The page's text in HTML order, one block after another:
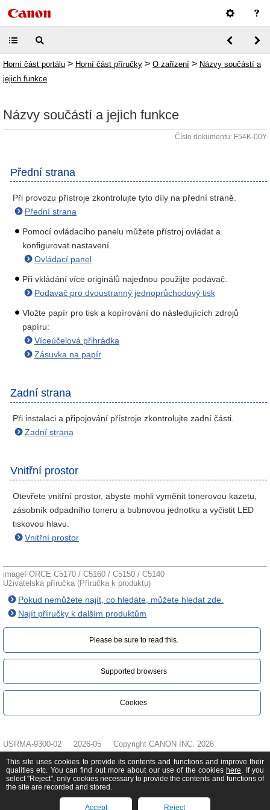
Horní část portálu > Horní část příručky > O zařízení > Názvy součástí a
jejich funkce
Názvy součástí a jejich funkce
Číslo dokumentu: F54K-00Y
Přední strana
Při provozu přístroje zkontrolujte tyto díly na přední straně.
Přední strana
Pomocí ovládacího panelu můžete přístroj ovládat a
konfigurovat nastavení.
Ovládací panel
Při vkládání více originálů najednou použijte podavač.
Podavač pro dvoustranný jednoprůchodový tisk
Vložte papír pro tisk a kopírování do následujících zdrojů
papíru:
Víceúčelová přihrádka
Zásuvka na papír
Zadní strana
Při instalaci a připojování přístroje zkontrolujte zadní části.
Zadní strana
Vnitřní prostor
Otevřete vnitřní prostor, abyste mohli vyměnit tonerovou kazetu,
zásobník odpadního toneru a bubnovou jednotku a vyčistit LED
tiskovou hlavu.
Vnitřní prostor
imageFORCE C5170 / C5160 / C5150 / C5140
Uživatelská příručka (Příručka k produktu)
Pokud nemůžete najít, co hledáte, můžete hledat zde.
Najít příručky k dalším produktům
Please be sure to read this.‎
Supported browsers
Cookies
USRMA-9300-02 2026-05 Copyright CANON INC. 2026
This site uses cookies to provide its contents and functions and improve their
qualities etc. You can find out more about our use of the cookies here. If you
select "Reject", only cookies necessary to provide the contents and functions of
the site are recorded and stored.
Accept Reject